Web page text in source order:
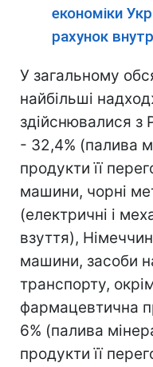
економіки
рахунок
У загальному
найбільші
здійснювалися з
- 32,4% (палива
продукти її
машини, чорні
(електричні і
взуття),
машини, засоби
транспорту,
фармацевтична
6% (палива
продукти її